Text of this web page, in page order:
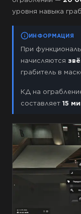
уровня навыка
ИНФОРМАЦИЯ
При
начисляются
грабитель в
КД на
составляет 15